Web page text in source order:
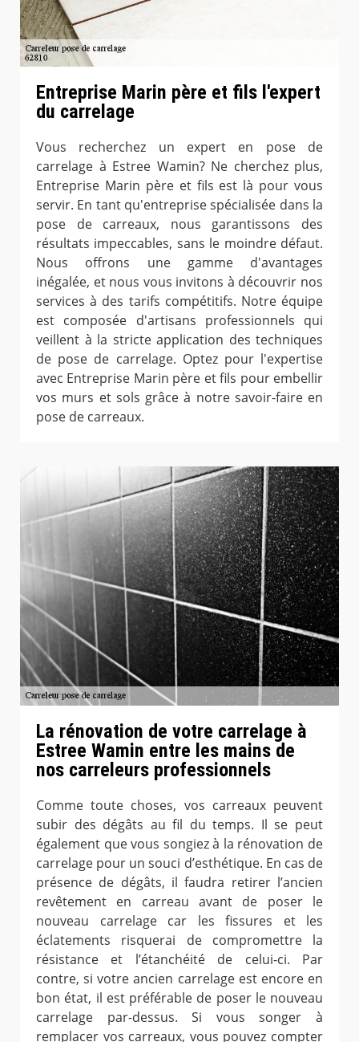
Entreprise Marin père et fils l'expert
du carrelage
Vous recherchez un expert en pose de
carrelage à Estree Wamin? Ne cherchez plus,
Entreprise Marin père et fils est là pour vous
servir. En tant qu'entreprise spécialisée dans la
pose de carreaux, nous garantissons des
résultats impeccables, sans le moindre défaut.
Nous offrons une gamme d'avantages
inégalée, et nous vous invitons à découvrir nos
services à des tarifs compétitifs. Notre équipe
est composée d'artisans professionnels qui
veillent à la stricte application des techniques
de pose de carrelage. Optez pour l'expertise
avec Entreprise Marin père et fils pour embellir
vos murs et sols grâce à notre savoir-faire en
pose de carreaux.
La rénovation de votre carrelage à
Estree Wamin entre les mains de
nos carreleurs professionnels
Comme toute choses, vos carreaux peuvent
subir des dégâts au fil du temps. Il se peut
également que vous songiez à la rénovation de
carrelage pour un souci d’esthétique. En cas de
présence de dégâts, il faudra retirer l’ancien
revêtement en carreau avant de poser le
nouveau carrelage car les fissures et les
éclatements risquerai de compromettre la
résistance et l’étanchéité de celui-ci. Par
contre, si votre ancien carrelage est encore en
bon état, il est préférable de poser le nouveau
carrelage par-dessus. Si vous songer à
remplacer vos carreaux, vous pouvez compter